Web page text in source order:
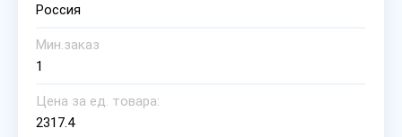
Россия
Мин.заказ
1
Цена за ед. товара:
2317.4